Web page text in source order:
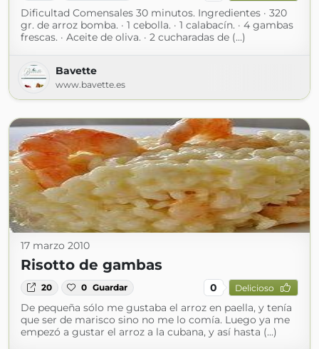
Dificultad Comensales 30 minutos. Ingredientes · 320
gr. de arroz bomba. · 1 cebolla. · 1 calabacín. · 4 gambas
frescas. · Aceite de oliva. · 2 cucharadas de (...)
Bavette
www.bavette.es
17 marzo 2010
Risotto de gambas
20 0 Guardar 0 Delicioso
De pequeña sólo me gustaba el arroz en paella, y tenía
que ser de marisco sino no me lo comía. Luego ya me
empezó a gustar el arroz a la cubana, y así hasta (...)